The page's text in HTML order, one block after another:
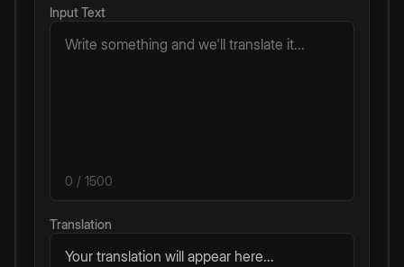
Input Text
0 / 1500
Translation
Your translation will appear here...